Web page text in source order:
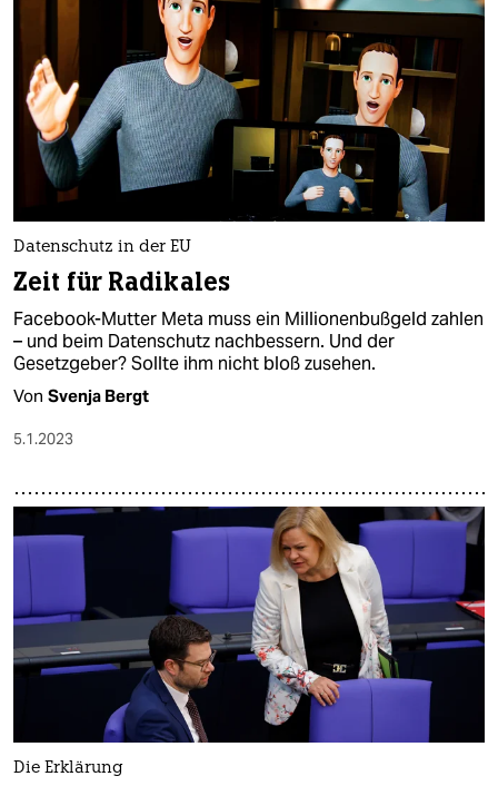
Datenschutz in der EU
Zeit für Radikales
Facebook-Mutter Meta muss ein Millionenbußgeld zahlen
– und beim Datenschutz nachbessern. Und der
Gesetzgeber? Sollte ihm nicht bloß zusehen.
Von Svenja Bergt
5.1.2023
Die Erklärung